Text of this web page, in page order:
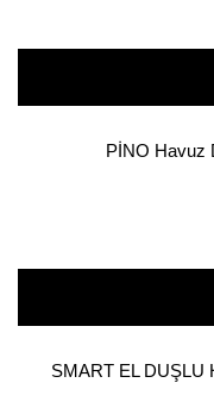
PİNO Havuz
SMART EL DUŞLU